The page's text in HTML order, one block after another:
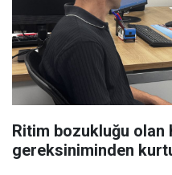
Ritim bozukluğu olan
gereksiniminden